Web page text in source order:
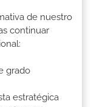
de nuestro
continuar
grado
estratégica